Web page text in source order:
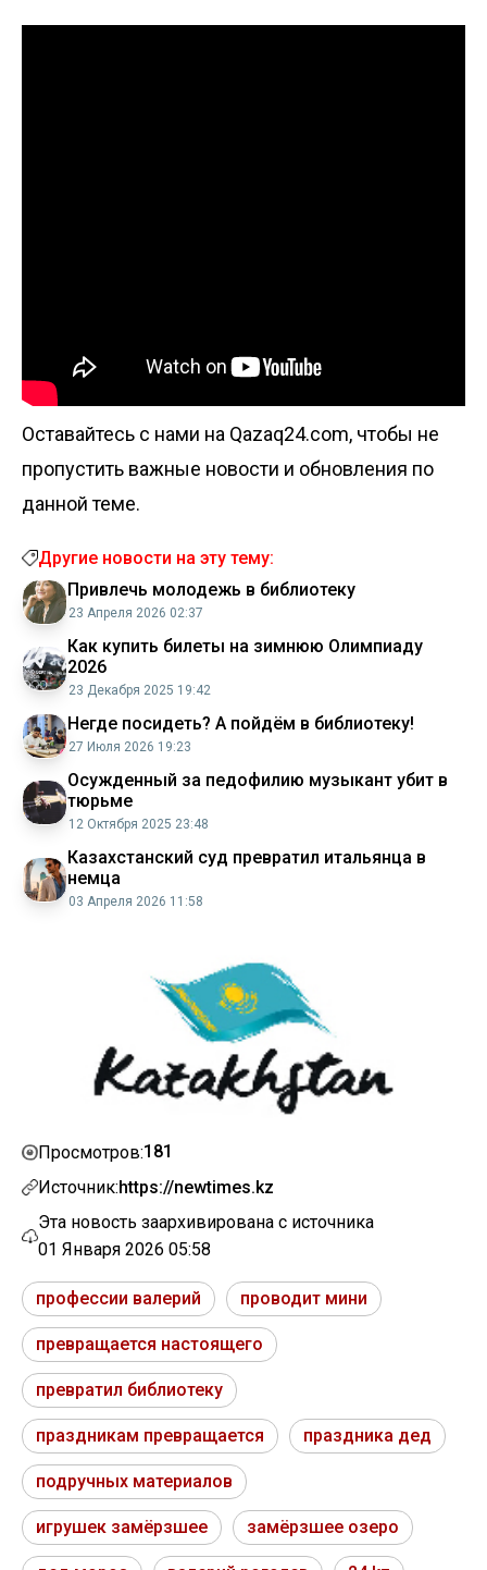
Оставайтесь с нами на Qazaq24.com, чтобы не
пропустить важные новости и обновления по
данной теме.
Другие новости на эту тему:
Привлечь молодежь в библиотеку
23 Апреля 2026 02:37
Как купить билеты на зимнюю Олимпиаду
2026
23 Декабря 2025 19:42
Негде посидеть? А пойдём в библиотеку!
27 Июля 2026 19:23
Осужденный за педофилию музыкант убит в
тюрьме
12 Октября 2025 23:48
Казахстанский суд превратил итальянца в
немца
03 Апреля 2026 11:58
Просмотров:181
Источник:https://newtimes.kz
Эта новость заархивирована с источника
01 Января 2026 05:58
профессии валерий проводит мини
превращается настоящего
превратил библиотеку
праздникам превращается праздника дед
подручных материалов
игрушек замёрзшее замёрзшее озеро